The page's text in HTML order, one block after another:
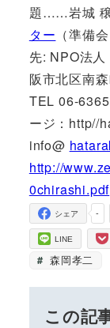
題……岩城 穣
ター （準備
先: NPO法
阪市北区南
TEL 06-
ージ：http//
info@
http://
0chirashi.pdf
-
シェア
LINE
森岡孝二
この記